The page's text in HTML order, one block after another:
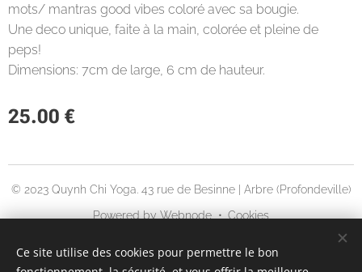
mots/ mantras good vibes coloré avec sa bougie.
Une deco unique, faite à la main, colorée et pleine de
peps!
Dimensions: 7cm de large, 6 cm de hauteur.
25.00 €
© 2023 Quynh Chi Yoga. 43 rue de Besinne | Arbre (Profondeville)
Powered by Webnode Cookies
Languages
Ce site utilise des cookies pour permettre le bon